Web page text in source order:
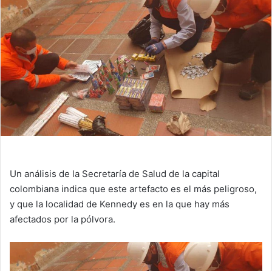
Un análisis de la Secretaría de Salud de la capital
colombiana indica que este artefacto es el más peligroso,
y que la localidad de Kennedy es en la que hay más
afectados por la pólvora.